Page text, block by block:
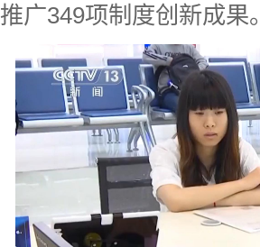
推广349项制度创新成果。